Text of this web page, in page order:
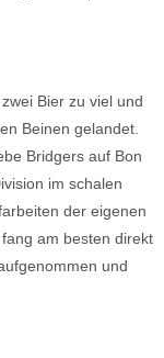
Bier zu viel und
Beinen gelandet.
Bridgers auf Bon
im schalen
der eigenen
am besten direkt
und